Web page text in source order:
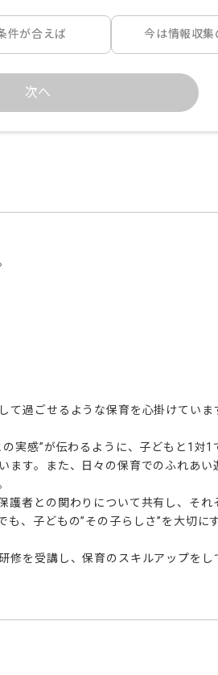
件が合えば 今は情報収集
次へ
て過ごせるような保育を心掛けていま
実感”が伝わるように、子どもと1対
ます。また、日々の保育でのふれあ
護者との関わりについて共有し、そ
も、子どもの”その子らしさ”を大切に
修を受講し、保育のスキルアップをし